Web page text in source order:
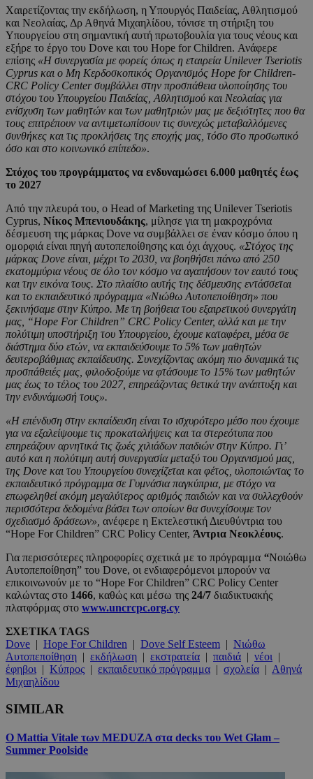
Χαιρετίζοντας την εκδήλωση, η Υπουργός Παιδείας, Αθλητισμού
και Νεολαίας, Δρ Αθηνά Μιχαηλίδου, τόνισε τη στήριξη του
Υπουργείου στη σημαντική αυτή πρωτοβουλία για τους νέους και
εξήρε το έργο του Dove και του Hope for Children. Ανάφερε
επίσης «Η συνεργασία με φορείς όπως η εταιρεία Unilever Tseriotis
Cyprus και ο Μη Κερδοσκοπικός Οργανισμός Hope for Children-
CRC Policy Center συμβάλλει στην προσπάθεια υλοποίησης του
στόχου του Υπουργείου Παιδείας, Αθλητισμού και Νεολαίας για
ενίσχυση των μαθητών και των μαθητριών μας με δεξιότητες που θα
τους επιτρέπουν να αντιμετωπίσουν τις συνεχώς μεταβαλλόμενες
συνθήκες και τις προκλήσεις της εποχής μας, τόσο στο προσωπικό
όσο και στο κοινωνικό επίπεδο».
Στόχος του προγράμματος να ενδυναμώσει 6.000 μαθητές έως
το 2027
Από την πλευρά του, ο Head of Marketing της Unilever Tseriotis
Cyprus, Νίκος Μπενιουδάκης, μίλησε για τη μακροχρόνια
δέσμευση της μάρκας Dove να συμβάλλει σε έναν κόσμο όπου η
ομορφιά είναι πηγή αυτοπεποίθησης και όχι άγχους. «Στόχος της
μάρκας Dove είναι, μέχρι το 2030, να βοηθήσει πάνω από 250
εκατομμύρια νέους σε όλο τον κόσμο να αγαπήσουν τον εαυτό τους
και την εικόνα τους. Στο πλαίσιο αυτής της δέσμευσης εντάσσεται
και το εκπαιδευτικό πρόγραμμα «Νιώθω Αυτοπεποίθηση» που
ξεκινήσαμε στην Κύπρο. Με τη βοήθεια του εξαιρετικού συνεργάτη
μας, “Hope For Children” CRC Policy Center, αλλά και με την
πολύτιμη υποστήριξη του Υπουργείου, έχουμε καταφέρει, μέσα σε
διάστημα δύο ετών, να εκπαιδεύσουμε το 5% των μαθητών
δευτεροβάθμιας εκπαίδευσης. Συνεχίζοντας ακόμη πιο δυναμικά τις
προσπάθειές μας, φιλοδοξούμε να φτάσουμε το 15% των μαθητών
μας έως το τέλος του 2027, επηρεάζοντας θετικά την ανάπτυξη και
την ενδυνάμωσή τους».
«Η επένδυση στην εκπαίδευση είναι το ισχυρότερο μέσο που έχουμε
για να εξαλείψουμε τις προκαταλήψεις και τα στερεότυπα που
επηρεάζουν αρνητικά τις ζωές χιλιάδων παιδιών στην Κύπρο. Γι’
αυτό και η πολύτιμη αυτή συνεργασία μεταξύ του Οργανισμού μας,
της Dove και του Υπουργείου συνεχίζεται και φέτος, υλοποιώντας το
εκπαιδευτικό πρόγραμμα σε Γυμνάσια παγκύπρια, με στόχο να
επωφεληθεί ακόμη μεγαλύτερος αριθμός παιδιών και να συλλεχθούν
περισσότερα δεδομένα βάσει των οποίων θα συνεχίσουμε τον
σχεδιασμό δράσεων», ανέφερε η Εκτελεστική Διευθύντρια του
“Hope For Children” CRC Policy Center, Άντρια Νεοκλέους.
Για περισσότερες πληροφορίες σχετικά με το πρόγραμμα “Νοιώθω
Αυτοπεποίθηση” του Dove, οι ενδιαφερόμενοι μπορούν να
επικοινωνούν με το “Hope For Children” CRC Policy Center
καλώντας στο 1466, καθώς και μέσω της 24/7 διαδικτυακής
πλατφόρμας στο www.uncrcpc.org.cy
ΣΧΕΤΙΚΑ TAGS
Dove | Hope For Children | Dove Self Esteem | Νιώθω
Αυτοπεποίθηση | εκδήλωση | εκστρατεία | παιδιά | νέοι |
έφηβοι | Κύπρος | εκπαιδευτικό πρόγραμμα | σχολεία | Αθηνά
Μιχαηλίδου
SIMILAR
Ο Mattia Vitale των MEDUZA στα decks του Wet Glam –
Summer Poolside